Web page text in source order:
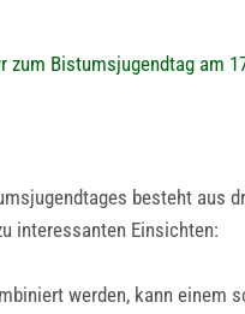
zum Bistumsjugendtag am
besteht aus
interessanten Einsichten:
werden, kann einem